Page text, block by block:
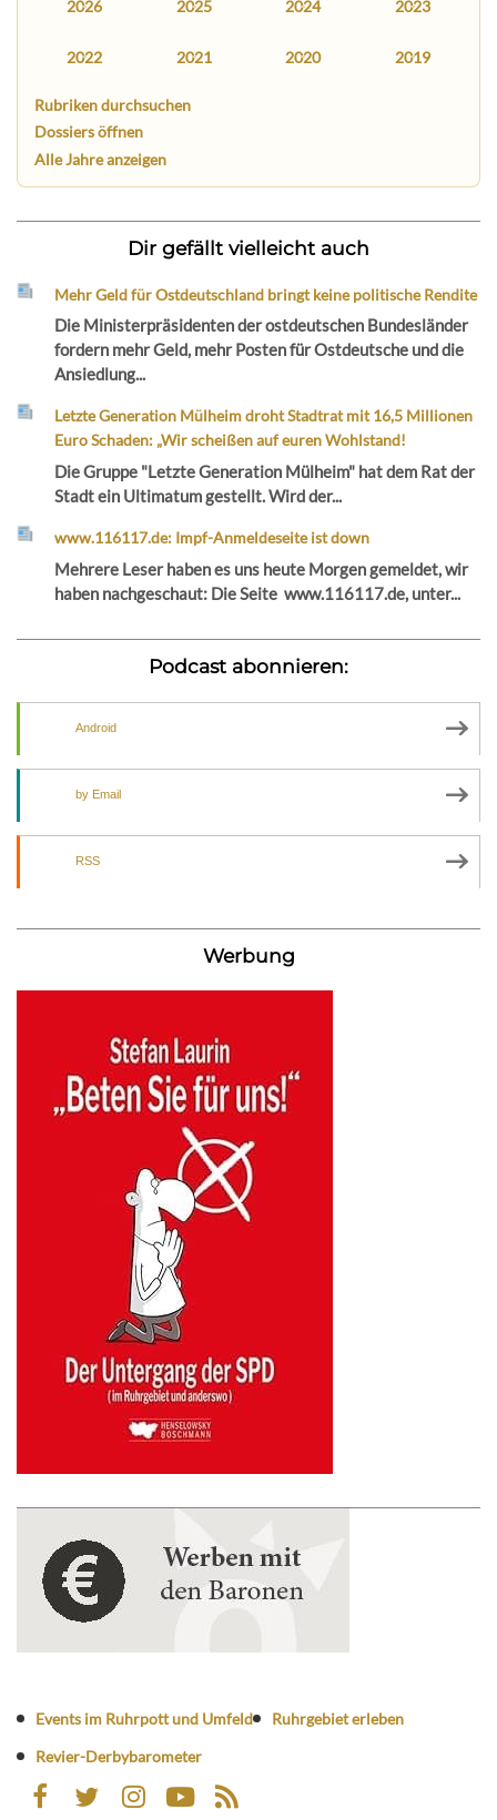
2026 2025 2024 2023
2022 2021 2020 2019
Rubriken durchsuchen
Dossiers öffnen
Alle Jahre anzeigen
Dir gefällt vielleicht auch
Mehr Geld für Ostdeutschland bringt keine politische Rendite
Die Ministerpräsidenten der ostdeutschen Bundesländer
fordern mehr Geld, mehr Posten für Ostdeutsche und die
Ansiedlung...
Letzte Generation Mülheim droht Stadtrat mit 16,5 Millionen
Euro Schaden: „Wir scheißen auf euren Wohlstand!
Die Gruppe "Letzte Generation Mülheim" hat dem Rat der
Stadt ein Ultimatum gestellt. Wird der...
www.116117.de: Impf-Anmeldeseite ist down
Mehrere Leser haben es uns heute Morgen gemeldet, wir
haben nachgeschaut: Die Seite www.116117.de, unter...
Podcast abonnieren:
Android
by Email
RSS
Werbung
Events im Ruhrpott und Umfeld
Ruhrgebiet erleben
Revier-Derbybarometer